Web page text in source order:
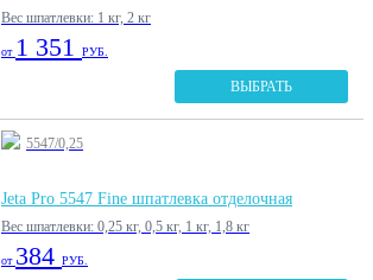
Вес шпатлевки: 1 кг, 2 кг
от 1 351 РУБ.
ВЫБРАТЬ
5547/0,25
Jeta Pro 5547 Fine шпатлевка отделочная
Вес шпатлевки: 0,25 кг, 0,5 кг, 1 кг, 1,8 кг
от 384 РУБ.